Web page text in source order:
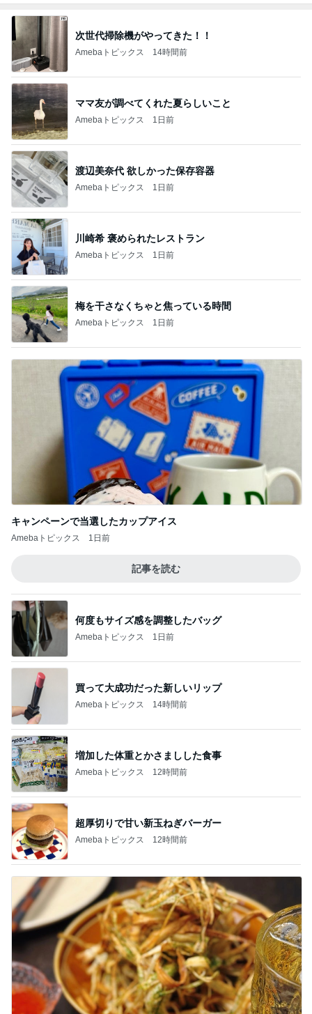
次世代掃除機がやってきた！！
Amebaトピックス 14時間前
ママ友が調べてくれた夏らしいこと
Amebaトピックス 1日前
渡辺美奈代 欲しかった保存容器
Amebaトピックス 1日前
川崎希 褒められたレストラン
Amebaトピックス 1日前
梅を干さなくちゃと焦っている時間
Amebaトピックス 1日前
キャンペーンで当選したカップアイス
Amebaトピックス 1日前
記事を読む
何度もサイズ感を調整したバッグ
Amebaトピックス 1日前
買って大成功だった新しいリップ
Amebaトピックス 14時間前
増加した体重とかさましした食事
Amebaトピックス 12時間前
超厚切りで甘い新玉ねぎバーガー
Amebaトピックス 12時間前